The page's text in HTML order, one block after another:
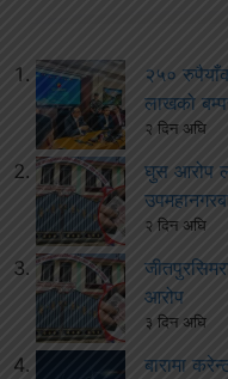
२५०
लाखको
२ दिन अघि
घुस आरोप
२ दिन अघि
आरोप
३ दिन अघि
बारामा